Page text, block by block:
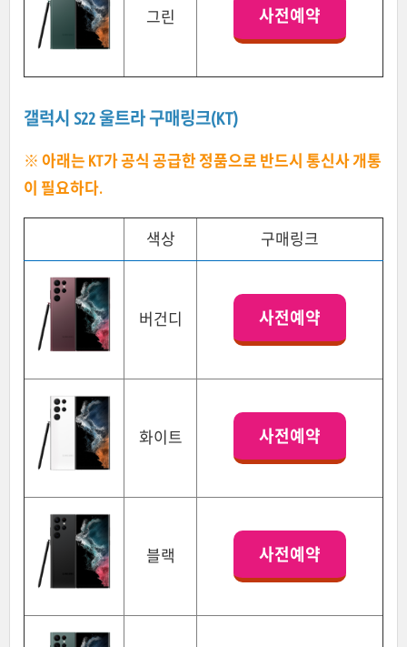
그린 사전예약
갤럭시 S22 울트라 구매링크(KT)
※ 아래는 KT가 공식 공급한 정품으로 반드시 통신사 개통
이 필요하다.
색상 구매링크
버건디 사전예약
화이트 사전예약
블랙 사전예약